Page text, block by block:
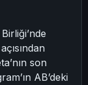
son
AB’deki